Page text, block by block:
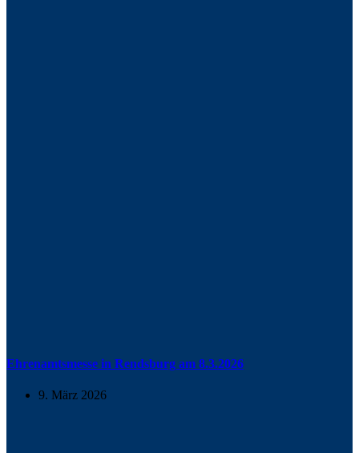
Ehrenamtsmesse in Rendsburg am 8.3.2026
9. März 2026